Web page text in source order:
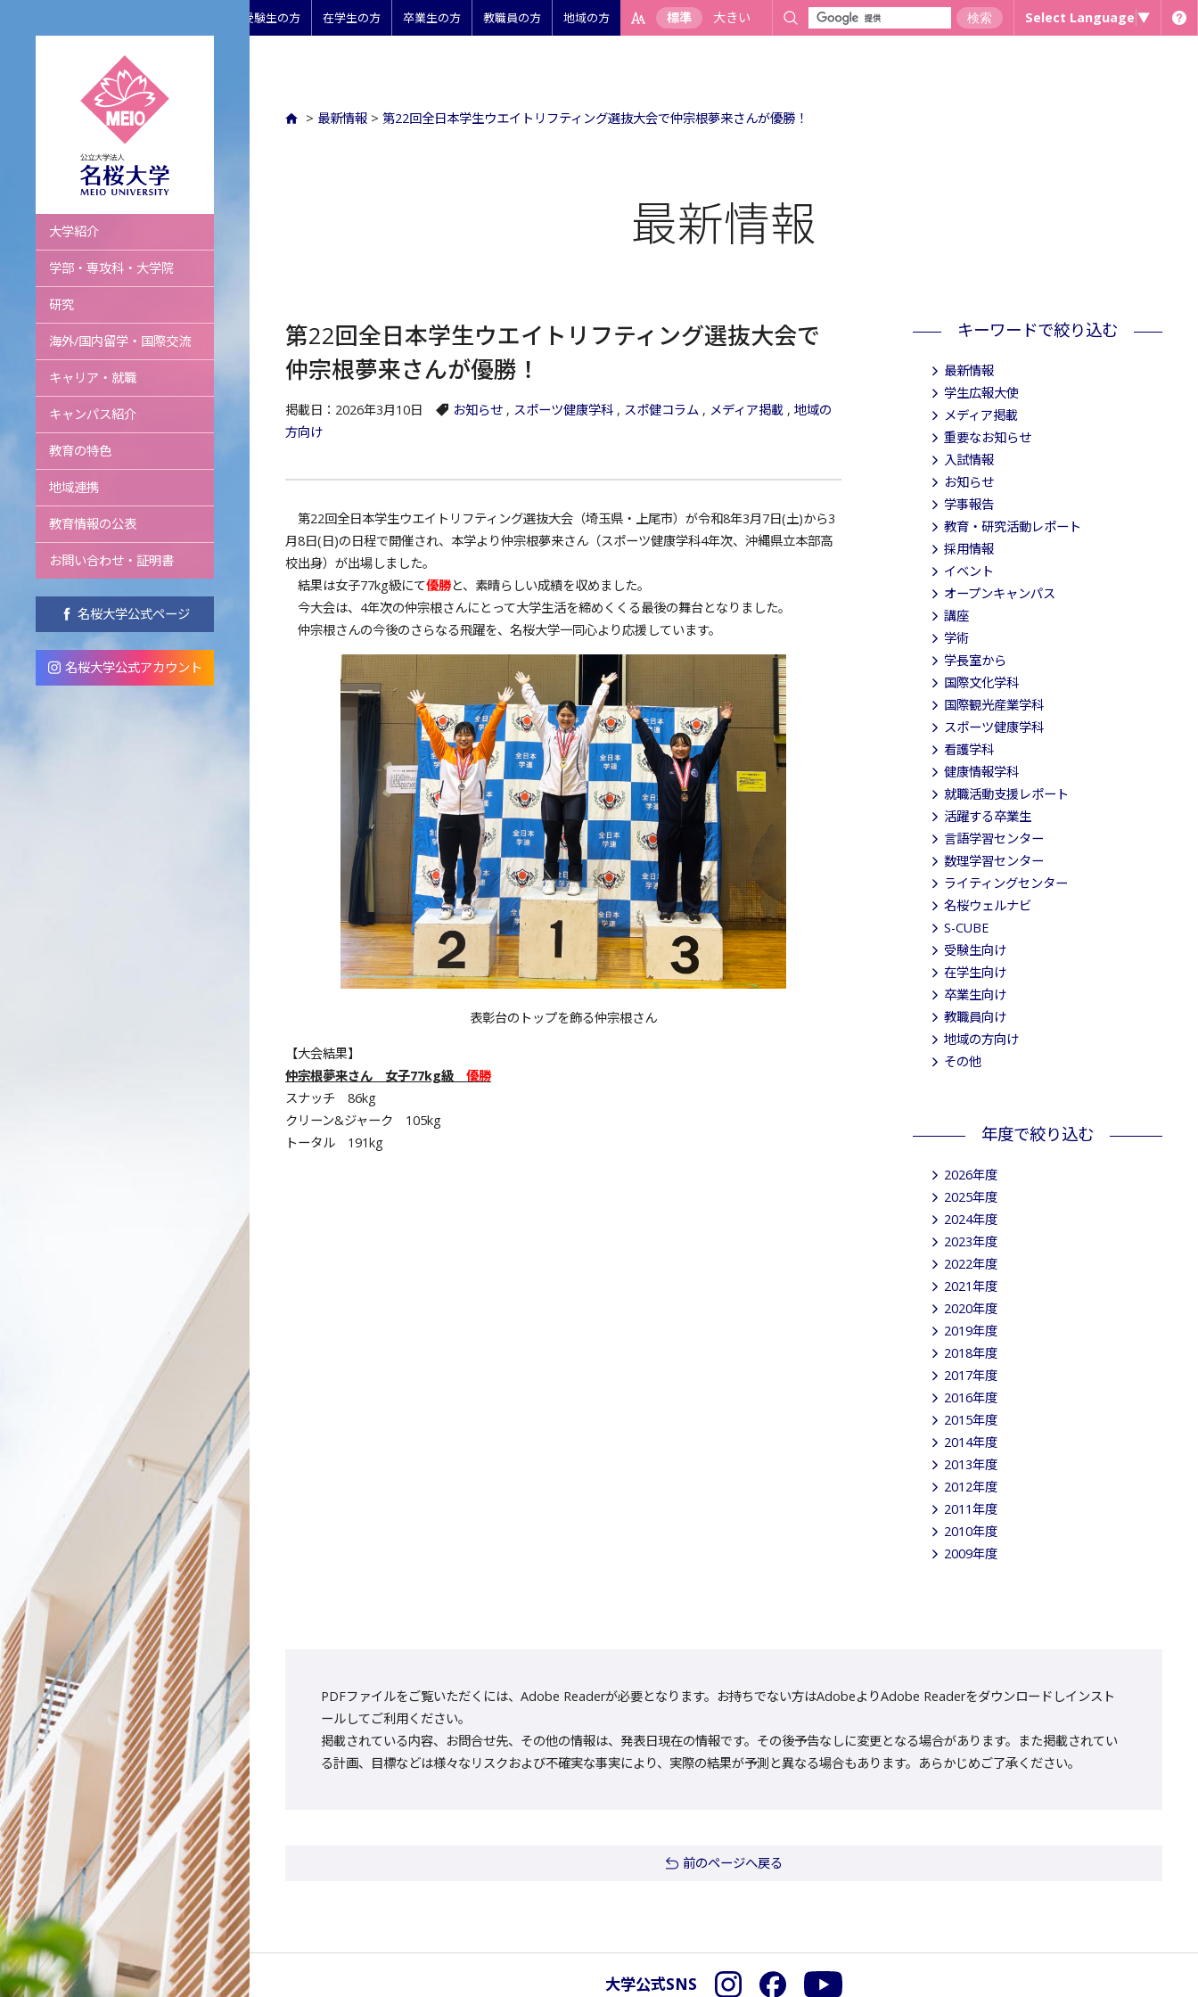
受験生の方 在学生の方 卒業生の方 教職員の方 地域の方 標準 大きい Select Language ▼
名桜大学
大学紹介
学部・専攻科・大学院
研究
海外/国内留学・国際交流
キャリア・就職
キャンパス紹介
教育の特色
地域連携
教育情報の公表
お問い合わせ・証明書
名桜大学公式ページ
名桜大学公式アカウント
> 最新情報 > 第22回全日本学生ウエイトリフティング選抜大会で仲宗根夢来さんが優勝！
最新情報
第22回全日本学生ウエイトリフティング選抜大会で
仲宗根夢来さんが優勝！
掲載日：2026年3月10日 お知らせ , スポーツ健康学科 , スポ健コラム , メディア掲載 , 地域の
方向け
第22回全日本学生ウエイトリフティング選抜大会（埼玉県・上尾市）が令和8年3月7日(土)から3
月8日(日)の日程で開催され、本学より仲宗根夢来さん（スポーツ健康学科4年次、沖縄県立本部高
校出身）が出場しました。
結果は女子77kg級にて優勝と、素晴らしい成績を収めました。
今大会は、4年次の仲宗根さんにとって大学生活を締めくくる最後の舞台となりました。
仲宗根さんの今後のさらなる飛躍を、名桜大学一同心より応援しています。
表彰台のトップを飾る仲宗根さん
【大会結果】
仲宗根夢来さん 女子77kg級 優勝
スナッチ 86kg
クリーン&ジャーク 105kg
トータル 191kg
キーワードで絞り込む
最新情報
学生広報大使
メディア掲載
重要なお知らせ
入試情報
お知らせ
学事報告
教育・研究活動レポート
採用情報
イベント
オープンキャンパス
講座
学術
学長室から
国際文化学科
国際観光産業学科
スポーツ健康学科
看護学科
健康情報学科
就職活動支援レポート
活躍する卒業生
言語学習センター
数理学習センター
ライティングセンター
名桜ウェルナビ
S-CUBE
受験生向け
在学生向け
卒業生向け
教職員向け
地域の方向け
その他
年度で絞り込む
2026年度
2025年度
2024年度
2023年度
2022年度
2021年度
2020年度
2019年度
2018年度
2017年度
2016年度
2015年度
2014年度
2013年度
2012年度
2011年度
2010年度
2009年度
PDFファイルをご覧いただくには、Adobe Readerが必要となります。お持ちでない方はAdobeよりAdobe Readerをダウンロードしインスト
ールしてご利用ください。
掲載されている内容、お問合せ先、その他の情報は、発表日現在の情報です。その後予告なしに変更となる場合があります。また掲載されてい
る計画、目標などは様々なリスクおよび不確実な事実により、実際の結果が予測と異なる場合もあります。あらかじめご了承ください。
前のページへ戻る
大学公式SNS InstagramFacebook